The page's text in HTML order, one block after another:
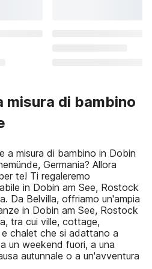
misura di bambino
a misura di bambino in Dobin
Germania? Allora
te! Ti regaleremo
in Dobin am See, Rostock
Da Belvilla, offriamo un'ampia
in Dobin am See, Rostock
tra cui ville, cottage,
chalet che si adattano a
un weekend fuori, a una
autunnale o a un'avventura